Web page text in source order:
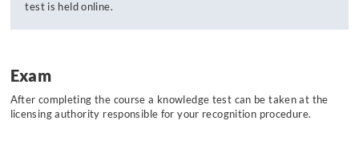
test is held online.
Exam
After completing the course a knowledge test can be taken at the
licensing authority responsible for your recognition procedure.